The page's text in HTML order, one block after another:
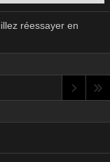
réessayer en